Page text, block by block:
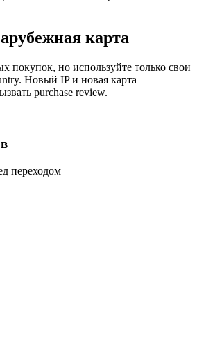
карта
покупок, но используйте только свои
Новый IP и новая карта
purchase review.
переходом